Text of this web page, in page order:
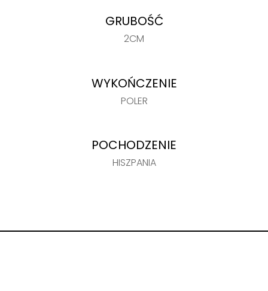
GRUBOŚĆ
2CM
WYKOŃCZENIE
POLER
POCHODZENIE
HISZPANIA